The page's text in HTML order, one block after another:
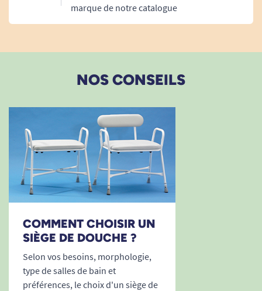
27/07/2024
Chaise confortable, sécurisante et solide . Je
recommande !!!!
A. Anonymous
1 2 3
marque de notre catalogue
NOS CONSEILS
COMMENT CHOISIR UN
SIÈGE DE DOUCHE ?
Selon vos besoins, morphologie,
type de salles de bain et
préférences, le choix d'un siège de